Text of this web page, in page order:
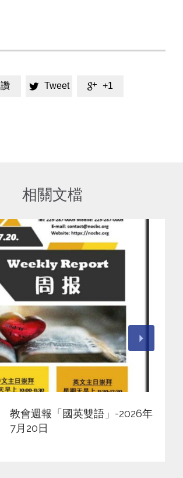
讚  Tweet  +1
相關文檔
教會週報「國英雙語」-2026年
7月20日